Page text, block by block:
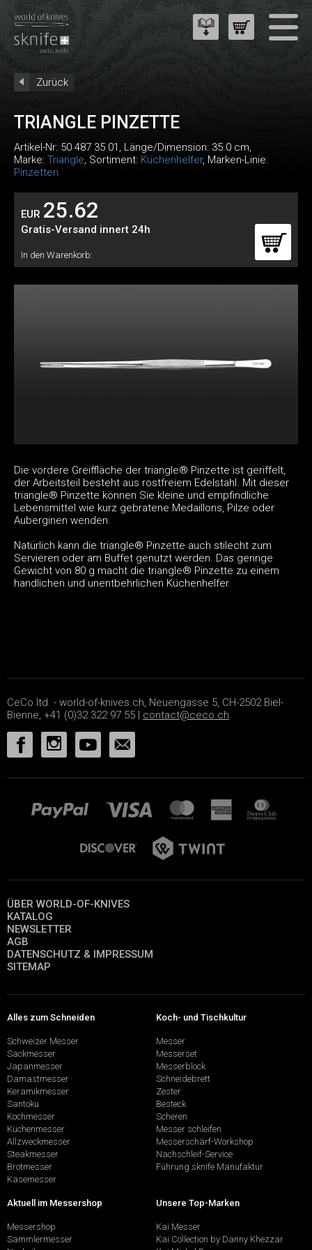
Zurück
TRIANGLE PINZETTE
Artikel-Nr: 50 487 35 01 , Länge/Dimension: 35.0 cm,
Marke: Triangle, Sortiment: Küchenhelfer, Marken-Linie:
Pinzetten
EUR 25.62
Gratis-Versand innert 24h
In den Warenkorb:
Die vordere Greiffläche der triangle® Pinzette ist geriffelt,
der Arbeitsteil besteht aus rostfreiem Edelstahl. Mit dieser
triangle® Pinzette können Sie kleine und empfindliche
Lebensmittel wie kurz gebratene Medaillons, Pilze oder
Auberginen wenden.
Natürlich kann die triangle® Pinzette auch stilecht zum
Servieren oder am Buffet genutzt werden. Das geringe
Gewicht von 80 g macht die triangle® Pinzette zu einem
handlichen und unentbehrlichen Küchenhelfer.
CeCo ltd. - world-of-knives.ch, Neuengasse 5, CH-2502 Biel-
Bienne, +41 (0)32 322 97 55 | contact@ceco.ch
ÜBER WORLD-OF-KNIVES
KATALOG
NEWSLETTER
AGB
DATENSCHUTZ & IMPRESSUM
SITEMAP
Alles zum Schneiden
Schweizer Messer
Sackmesser
Japanmesser
Damastmesser
Keramikmesser
Santoku
Kochmesser
Küchenmesser
Allzweckmesser
Steakmesser
Brotmesser
Käsemesser
Koch- und Tischkultur
Messer
Messerset
Messerblock
Schneidebrett
Zester
Besteck
Scheren
Messer schleifen
Messerschärf-Workshop
Nachschleif-Service
Führung sknife Manufaktur
Aktuell im Messershop
Messershop
Sammlermesser
Unsere Top-Marken
Kai Messer
Kai Collection by Danny Khezzar